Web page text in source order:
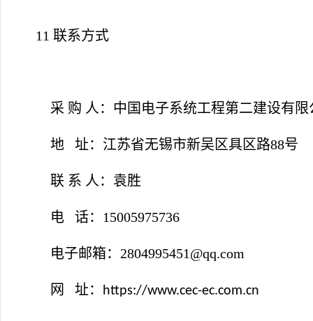
11 联系方式
采 购 人：中国电子系统工程第二建设有限
地 址：江苏省无锡市新吴区具区路88号
联 系 人：袁胜
电 话：15005975736
电子邮箱： 2804995451@qq.com
网 址： https://www.cec-ec.com.cn